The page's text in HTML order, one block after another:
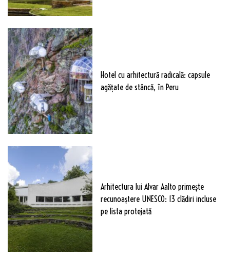
Hotel cu arhitectură radicală: capsule
agățate de stâncă, în Peru
Arhitectura lui Alvar Aalto primește
recunoaștere UNESCO: 13 clădiri incluse
pe lista protejată